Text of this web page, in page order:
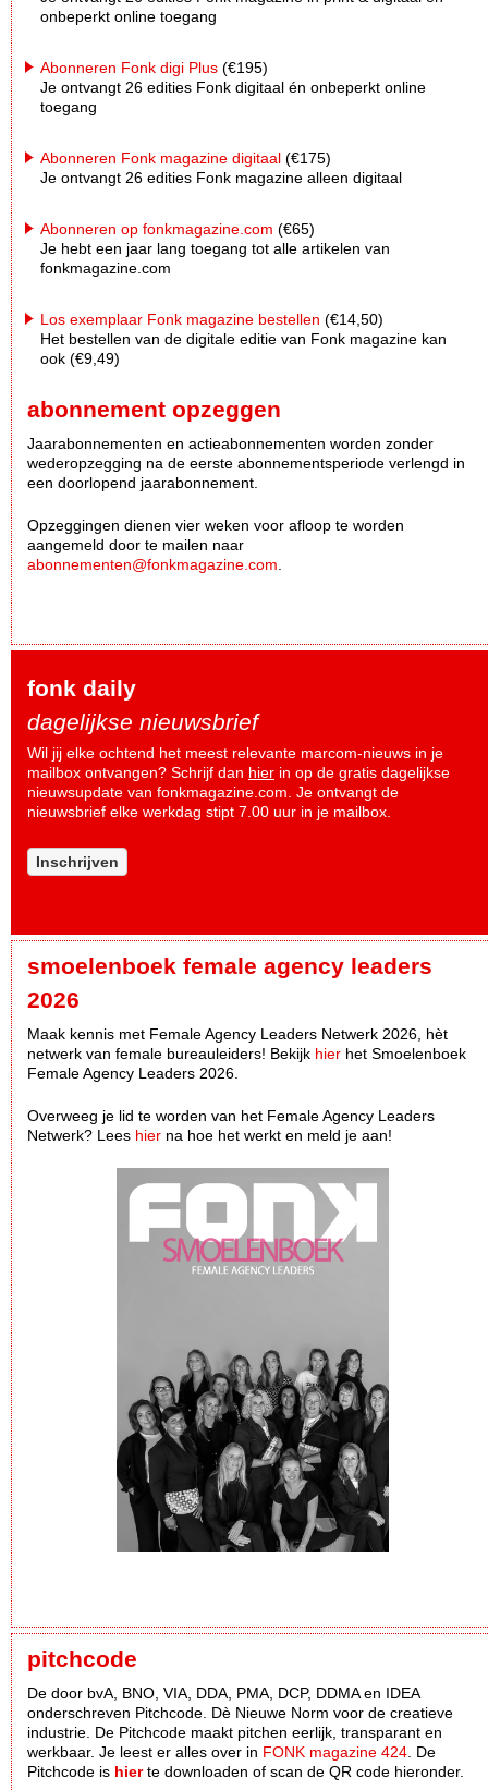
onbeperkt online toegang
Abonneren Fonk digi Plus (€195)
Je ontvangt 26 edities Fonk digitaal én onbeperkt online
toegang
Abonneren Fonk magazine digitaal (€175)
Je ontvangt 26 edities Fonk magazine alleen digitaal
Abonneren op fonkmagazine.com (€65)
Je hebt een jaar lang toegang tot alle artikelen van
fonkmagazine.com
Los exemplaar Fonk magazine bestellen (€14,50)
Het bestellen van de digitale editie van Fonk magazine kan
ook (€9,49)
abonnement opzeggen
Jaarabonnementen en actieabonnementen worden zonder
wederopzegging na de eerste abonnementsperiode verlengd in
een doorlopend jaarabonnement.
Opzeggingen dienen vier weken voor afloop te worden
aangemeld door te mailen naar
abonnementen@fonkmagazine.com.
fonk daily
dagelijkse nieuwsbrief
Wil jij elke ochtend het meest relevante marcom-nieuws in je
mailbox ontvangen? Schrijf dan hier in op de gratis dagelijkse
nieuwsupdate van fonkmagazine.com. Je ontvangt de
nieuwsbrief elke werkdag stipt 7.00 uur in je mailbox.
Inschrijven
smoelenboek female agency leaders
2026
Maak kennis met Female Agency Leaders Netwerk 2026, hèt
netwerk van female bureauleiders! Bekijk hier het Smoelenboek
Female Agency Leaders 2026.
Overweeg je lid te worden van het Female Agency Leaders
Netwerk? Lees hier na hoe het werkt en meld je aan!
pitchcode
De door bvA, BNO, VIA, DDA, PMA, DCP, DDMA en IDEA
onderschreven Pitchcode. Dè Nieuwe Norm voor de creatieve
industrie. De Pitchcode maakt pitchen eerlijk, transparant en
werkbaar. Je leest er alles over in FONK magazine 424 . De
Pitchcode is hierte downloaden of scan de QR code hieronder.